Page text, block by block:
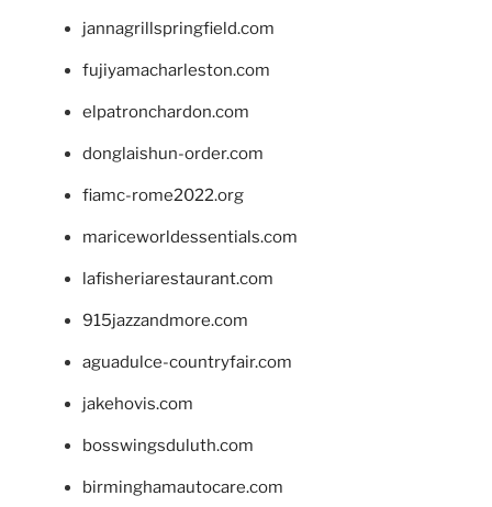
jannagrillspringfield.com
fujiyamacharleston.com
elpatronchardon.com
donglaishun-order.com
fiamc-rome2022.org
mariceworldessentials.com
lafisheriarestaurant.com
915jazzandmore.com
aguadulce-countryfair.com
jakehovis.com
bosswingsduluth.com
birminghamautocare.com